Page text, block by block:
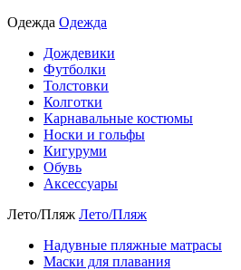
Одежда Одежда
Дождевики
Футболки
Толстовки
Колготки
Карнавальные костюмы
Носки и гольфы
Кигуруми
Обувь
Аксессуары
Лето/Пляж Лето/Пляж
Надувные пляжные матрасы
Маски для плавания